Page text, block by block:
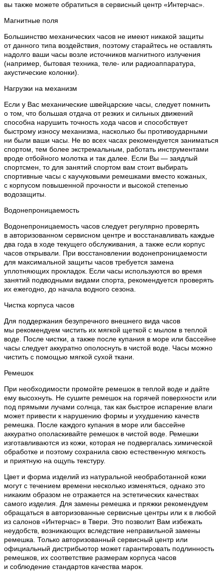
вы также можете обратиться в сервисный центр «Интерчас».
Магнитные поля
Большинство механических часов не имеют никакой защиты
от данного типа воздействия, поэтому старайтесь не оставлять
надолго ваши часы возле источников магнитного излучения
(например, бытовая техника, теле- или радиоаппаратура,
акустические колонки).
Нагрузки на механизм
Если у Вас механические швейцарские часы, следует помнить
о том, что большая отдача от резких и сильных движений
способна нарушить точность хода часов и способствует
быстрому износу механизма, насколько бы противоударными
ни были ваши часы. Не во всех часах рекомендуется заниматься
спортом, тем более экстремальным, работать инструментами
вроде отбойного молотка и так далее. Если Вы — заядлый
спортсмен, то для занятий спортом вам стоит выбирать
спортивные часы с каучуковыми ремешками вместо кожаных,
с корпусом повышенной прочности и высокой степенью
водозащиты.
Водонепроницаемость
Водонепроницаемость часов следует регулярно проверять
в авторизованном сервисном центре и восстанавливать каждые
два года в ходе текущего обслуживания, а также если корпус
часов открывали. При восстановлении водонепроницаемости
для максимальной защиты часов требуется замена
уплотняющих прокладок. Если часы используются во время
занятий подводными видами спорта, рекомендуется проверять
их ежегодно, до начала водного сезона.
Чистка корпуса часов
Для поддержания безупречного внешнего вида часов
мы рекомендуем чистить их мягкой щеткой с мылом в теплой
воде. После чистки, а также после купания в море или бассейне
часы следует аккуратно ополоснуть в чистой воде. Часы можно
чистить с помощью мягкой сухой ткани.
Ремешок
При необходимости промойте ремешок в теплой воде и дайте
ему высохнуть. Не сушите ремешок на горячей поверхности или
под прямыми лучами солнца, так как быстрое испарение влаги
может привести к нарушению формы и ухудшению качеств
ремешка. После каждого купания в море или бассейне
аккуратно ополаскивайте ремешок в чистой воде. Ремешки
изготавливаются из кожи, которая не подвергалась химической
обработке и поэтому сохранила свою естественную мягкость
и приятную на ощупь текстуру.
Цвет и форма изделий из натуральной необработанной кожи
могут с течением времени несколько изменяться, однако это
никаким образом не отражается на эстетических качествах
самого изделия. Для замены ремешка и пряжки рекомендуем
обращаться в авторизованные сервисные центры или к в любой
из салонов «Интерчас» в Твери. Это позволит Вам избежать
неудобств, возникающих вследствие неправильной замены
ремешка. Только авторизованный сервисный центр или
официальный дистрибьютор может гарантировать подлинность
ремешков, их соответствие размерам корпуса часов
и соблюдение стандартов качества марок.